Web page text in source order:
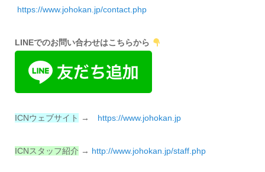
https://www.johokan.jp/contact.php
LINEでのお問い合わせはこちらから
ICNウェブサイト → https://www.johokan.jp
ICNスタッフ紹介 → http://www.johokan.jp/staff.php